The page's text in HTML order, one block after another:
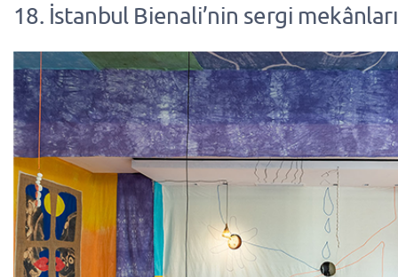
18. İstanbul Bienali’nin sergi